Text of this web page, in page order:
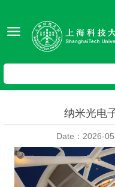
纳米光电
Date：2026-